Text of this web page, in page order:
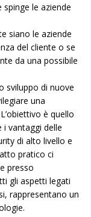
le aziende
siano le aziende
del cliente o se
da una possibile
sviluppo di nuove
una
è quello
vantaggi delle
di alto livello e
pratico ci
presso
gli aspetti legati
rappresentano un